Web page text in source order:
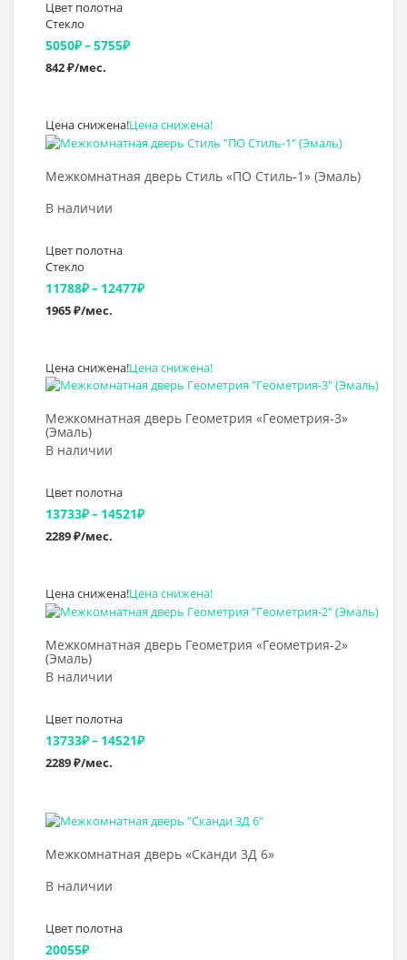
Цвет полотна
Стекло
5050₽–5755₽Диапазон
–
5755₽
842 ₽/мес.
Цена снижена!Цена снижена!
Межкомнатная дверь Стиль «ПО Стиль-1» (Эмаль)
В наличии
Цвет полотна
Стекло
11788₽– 12477₽Диапазон
–
12477₽
1965 ₽/мес.
Выбрать >
Цена снижена!Цена снижена!
Межкомнатная дверь Геометрия «Геометрия-3»
(Эмаль)
В наличии
Цвет полотна
13733₽– 14521₽Диапазон
–
14521₽
2289 ₽/мес.
Выбрать >
Цена снижена!Цена снижена!
Межкомнатная дверь Геометрия «Геометрия-2»
(Эмаль)
В наличии
Цвет полотна
13733₽– 14521₽Диапазон
–
14521₽
2289 ₽/мес.
Выбрать >
Межкомнатная дверь «Сканди 3Д 6»
В наличии
Цвет полотна
20055₽
Выбрать >